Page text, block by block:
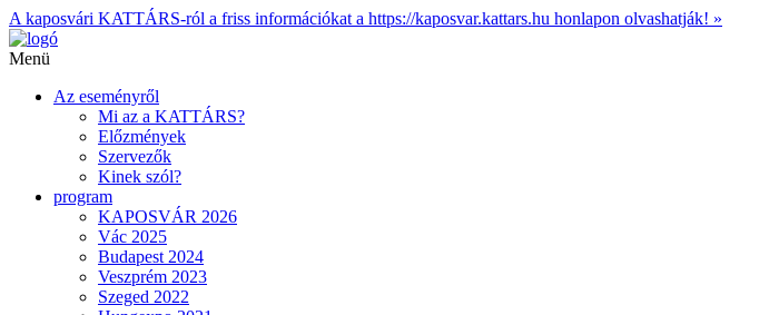
A kaposvári KATTÁRS-ról a friss információkat a https://kaposvar.kattars.hu honlapon olvashatják! »
Menü
Az eseményről
Mi az a KATTÁRS?
Előzmények
Szervezők
Kinek szól?
program
KAPOSVÁR 2026
Vác 2025
Budapest 2024
Veszprém 2023
Szeged 2022